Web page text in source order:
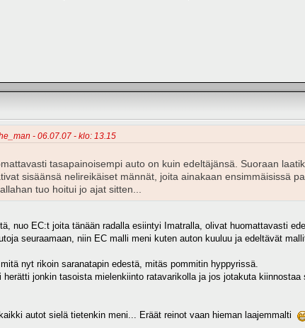
- 06.07.07 - klo: 13.15
tasapainoisempi auto on kuin edeltäjänsä. Suoraan
sisäänsä nelireikäiset männät, joita ainakaan ensimmäisissä
tuo hoitui jo ajat sitten...
nuo EC:t joita tänään radalla esiintyi Imatralla, olivat huomattavasti
seuraamaan, niin EC malli meni kuten auton kuuluu ja edeltävät
nyt rikoin saranatapin edestä, mitäs pommitin hyppyrissä.
herätti jonkin tasoista mielenkiinto ratavarikolla ja jos jotakuta
autot sielä tietenkin meni... Eräät reinot vaan hieman laajemmalti